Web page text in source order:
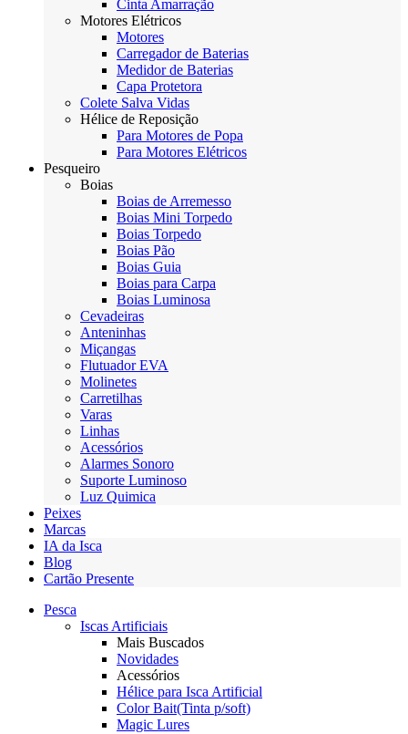
Cinta Amarração
Motores Elétricos
Motores
Carregador de Baterias
Medidor de Baterias
Capa Protetora
Colete Salva Vidas
Hélice de Reposição
Para Motores de Popa
Para Motores Elétricos
Pesqueiro
Boias
Boias de Arremesso
Boias Mini Torpedo
Boias Torpedo
Boias Pão
Boias Guia
Boias para Carpa
Boias Luminosa
Cevadeiras
Anteninhas
Miçangas
Flutuador EVA
Molinetes
Carretilhas
Varas
Linhas
Acessórios
Alarmes Sonoro
Suporte Luminoso
Luz Quimica
Peixes
Marcas
IA da Isca
Blog
Cartão Presente
Pesca
Iscas Artificiais
Mais Buscados
Novidades
Acessórios
Hélice para Isca Artificial
Color Bait(Tinta p/soft)
Magic Lures